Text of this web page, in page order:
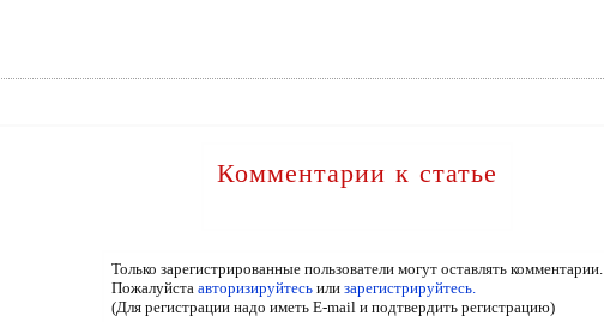
Комментарии к статье
Только зарегистрированные пользователи могут оставлять комментарии.
Пожалуйста авторизируйтесьили зарегистрируйтесь.
(Для регистрации надо иметь E-mail и подтвердить регистрацию)